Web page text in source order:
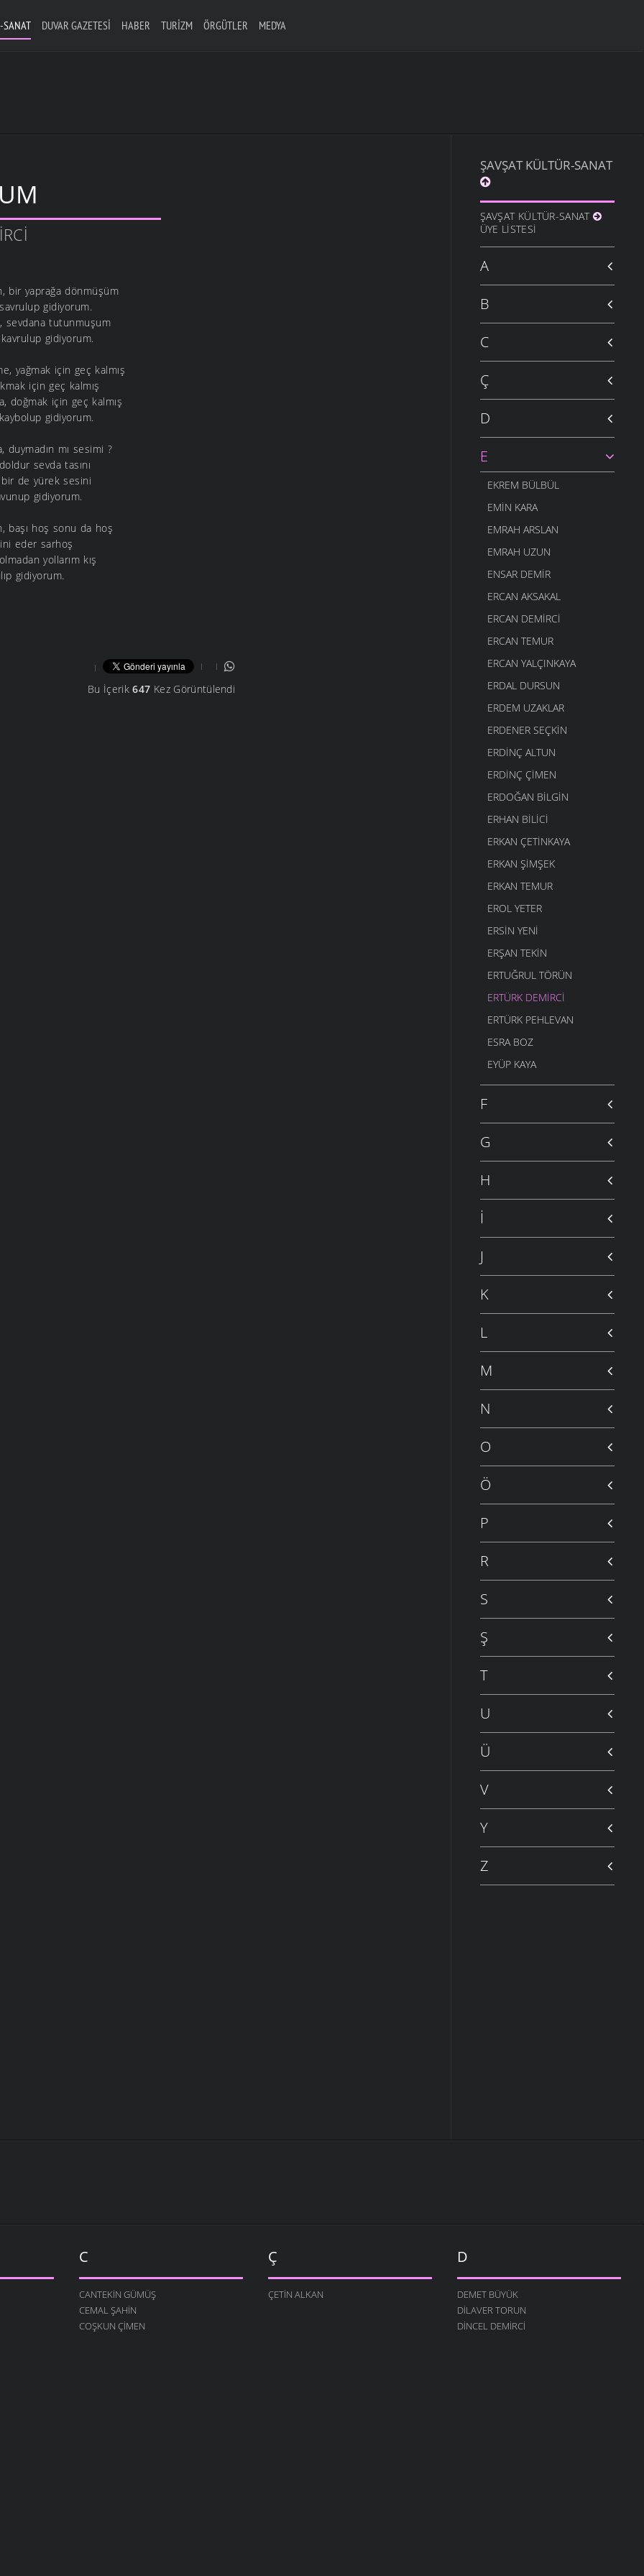
SANAT DUVAR GAZETESI HABER TURIZM ÖRGÜTLER MEDYA
bir yaprağa dönmüşüm
gidiyorum.
sevdana tutunmuşum
gidiyorum.
yağmak için geç kalmış
için geç kalmış
doğmak için geç kalmış
gidiyorum.
duymadın mı sesimi ?
sevda tasını
bir de yürek sesini
gidiyorum.
başı hoş sonu da hoş
eder sarhoş
yollarım kış
gidiyorum.
Bu İçerik647 Kez Görüntülendi
ŞAVŞAT KÜLTÜR-SANAT
ŞAVŞAT KÜLTÜR-SANAT
ÜYE LISTESI
A
B
C
Ç
D
E
EKREM BÜLBÜL
EMIN KARA
EMRAH ARSLAN
EMRAH UZUN
ENSAR DEMIR
ERCAN AKSAKAL
ERCAN DEMIRCI
ERCAN TEMUR
ERCAN YALÇINKAYA
ERDAL DURSUN
ERDEM UZAKLAR
ERDENER SEÇKIN
ERDINÇ ALTUN
ERDINÇ ÇIMEN
ERDOĞAN BILGIN
ERHAN BILICI
ERKAN ÇETINKAYA
ERKAN ŞIMŞEK
ERKAN TEMUR
EROL YETER
ERSIN YENI
ERŞAN TEKIN
ERTUĞRUL TÖRÜN
ERTÜRK DEMIRCI
ERTÜRK PEHLEVAN
ESRA BOZ
EYÜP KAYA
F
G
H
İ
J
K
L
M
N
O
Ö
P
R
S
Ş
T
U
Ü
V
Y
Z
C
CANTEKIN GÜMÜŞ
CEMAL ŞAHIN
COŞKUN ÇIMEN
Ç
ÇETIN ALKAN
D
DEMET BÜYÜK
DILAVER TORUN
DINCEL DEMIRCI